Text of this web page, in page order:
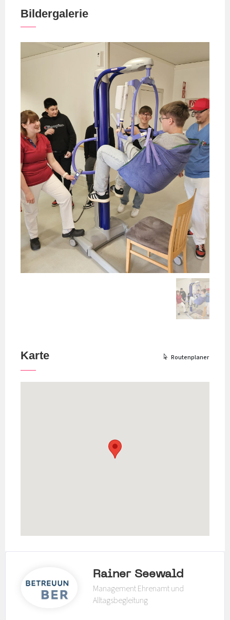
Bildergalerie
Karte Routenplaner
Rainer Seewald
Management Ehrenamt und
Alltagsbegleitung